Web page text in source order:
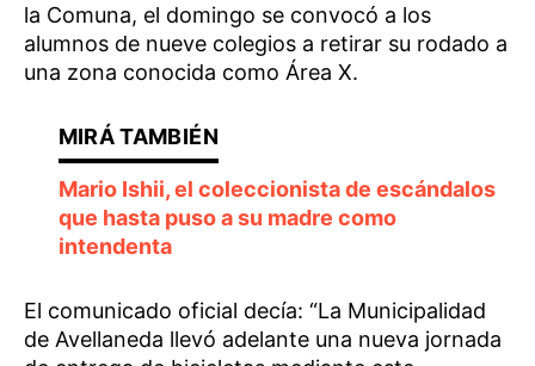
la Comuna, el domingo se convocó a los
alumnos de nueve colegios a retirar su rodado a
una zona conocida como Área X.
Mario Ishii, el coleccionista de escándalos
que hasta puso a su madre como
intendenta
El comunicado oficial decía: “La Municipalidad
de Avellaneda llevó adelante una nueva jornada